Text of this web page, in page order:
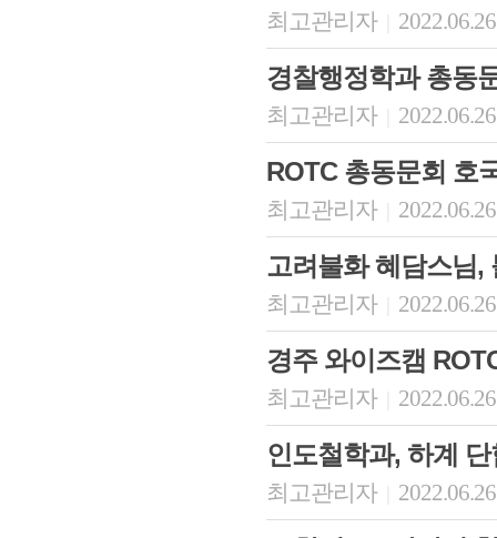
최고관리자
경찰행정학과 총동
최고관리자
ROTC 총동문회 호
최고관리자
고려불화 혜담스님,
최고관리자
경주 와이즈캠
최고관리자
인도철학과, 하계
최고관리자